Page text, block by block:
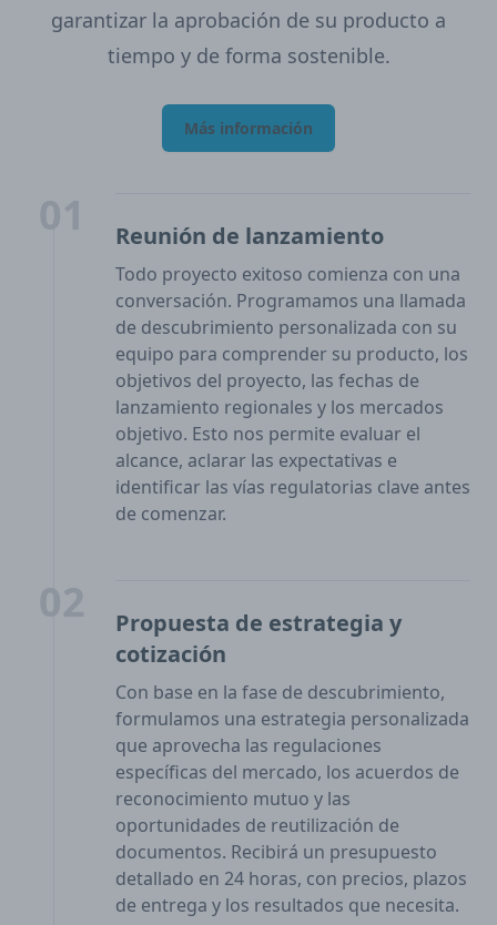
garantizar la aprobación de su producto a
tiempo y de forma sostenible.
Más información
Reunión de lanzamiento
Todo proyecto exitoso comienza con una
conversación. Programamos una llamada
de descubrimiento personalizada con su
equipo para comprender su producto, los
objetivos del proyecto, las fechas de
lanzamiento regionales y los mercados
objetivo. Esto nos permite evaluar el
alcance, aclarar las expectativas e
identificar las vías regulatorias clave antes
de comenzar.
Propuesta de estrategia y
cotización
Con base en la fase de descubrimiento,
formulamos una estrategia personalizada
que aprovecha las regulaciones
específicas del mercado, los acuerdos de
reconocimiento mutuo y las
oportunidades de reutilización de
documentos. Recibirá un presupuesto
detallado en 24 horas, con precios, plazos
de entrega y los resultados que necesita.